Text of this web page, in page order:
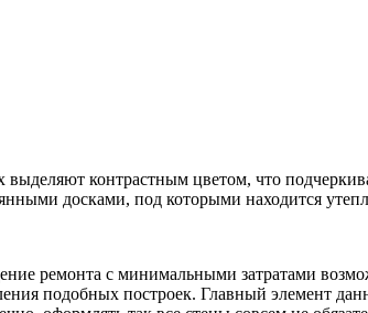
контрастным цветом, что
досками, под которыми находится
ремонта с минимальными затратами
подобных построек. Главный элемент